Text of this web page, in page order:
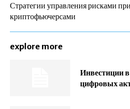
Стратегии управления рисками
криптофьючерсами
explore more
Инвестиции
цифровых